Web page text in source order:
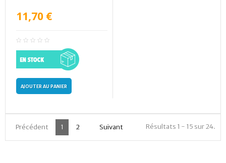
11,70 €
AJOUTER AU PANIER
Résultats 1 - 15 sur 24.
Précédent 1 2 Suivant